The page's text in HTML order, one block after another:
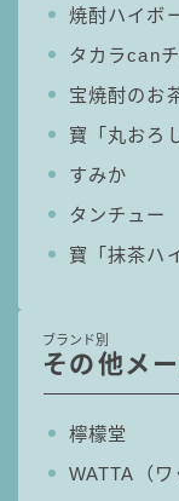
運営者情報
お問い合わせ
焼酎ハイボ
タカラcan
宝焼酎のお
寶「丸おろ
すみか
タンチュー
寶「抹茶ハ
ブランド別
その他メ
檸檬堂
WATTA（ワ